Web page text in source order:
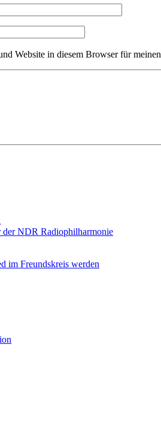
Website in diesem Browser für
der NDR Radiophilharmonie
im Freundskreis werden